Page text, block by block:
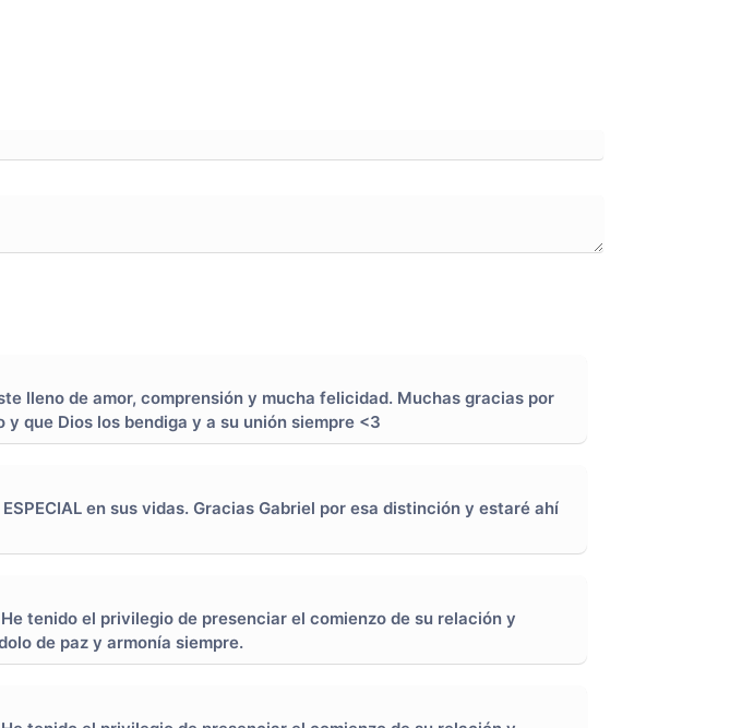
lleno de amor, comprensión y mucha felicidad. Muchas gracias por
que Dios los bendiga y a su unión siempre <3
en sus vidas. Gracias Gabriel por esa distinción y estaré ahí
tenido el privilegio de presenciar el comienzo de su relación y
de paz y armonía siempre.